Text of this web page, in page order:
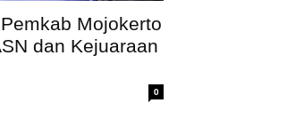
Mojokerto
dan Kejuaraan
0